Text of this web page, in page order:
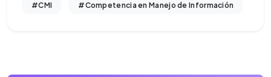
#CMI #Competencia en Manejo de Información